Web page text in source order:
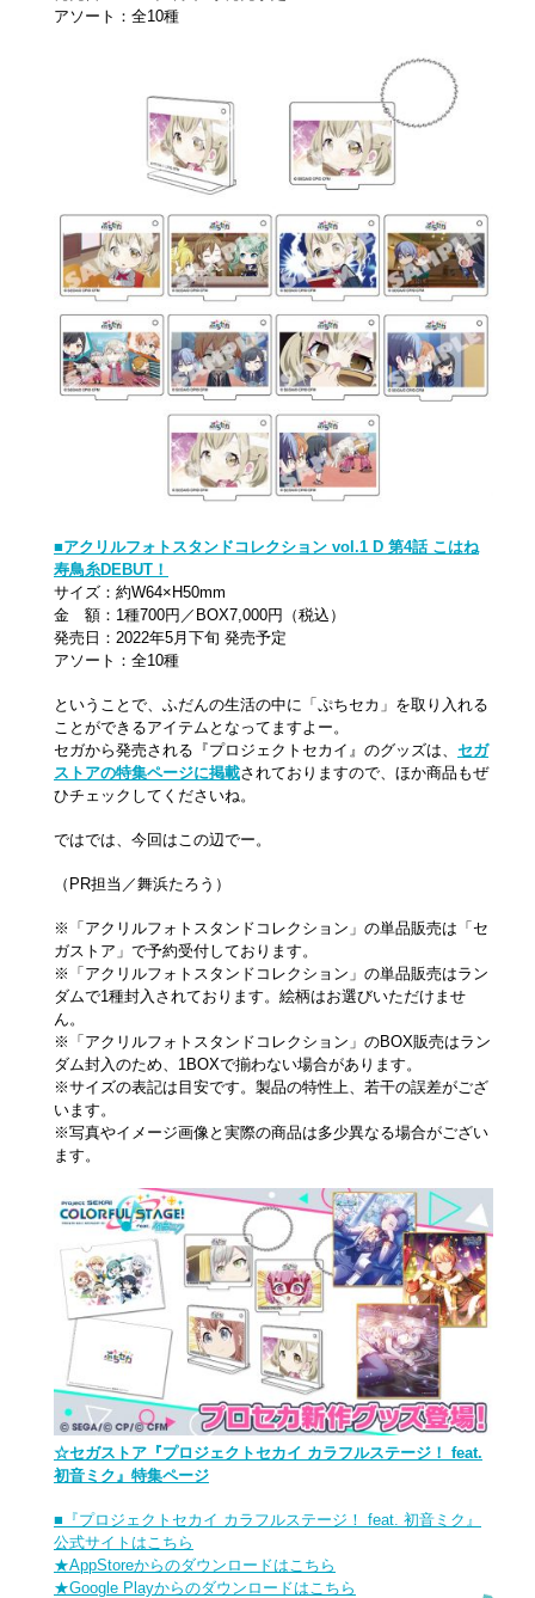
アソート：全10種
■アクリルフォトスタンドコレクション vol.1 D 第4話 こはね
寿鳥糸DEBUT！
サイズ：約W64×H50mm
金 額：1種700円／BOX7,000円（税込）
発売日：2022年5月下旬 発売予定
アソート：全10種
ということで、ふだんの生活の中に「ぷちセカ」を取り入れる
ことができるアイテムとなってますよー。
セガから発売される『プロジェクトセカイ』のグッズは、 セガ
ストアの特集ページに掲載されておりますので、ほか商品もぜ
ひチェックしてくださいね。
ではでは、今回はこの辺でー。
（PR担当／舞浜たろう）
※「アクリルフォトスタンドコレクション」の単品販売は「セ
ガストア」で予約受付しております。
※「アクリルフォトスタンドコレクション」の単品販売はラン
ダムで1種封入されております。絵柄はお選びいただけませ
ん。
※「アクリルフォトスタンドコレクション」のBOX販売はラン
ダム封入のため、1BOXで揃わない場合があります。
※サイズの表記は目安です。製品の特性上、若干の誤差がござ
います。
※写真やイメージ画像と実際の商品は多少異なる場合がござい
ます。
☆セガストア『プロジェクトセカイ カラフルステージ！ feat.
初音ミク』特集ページ
■『プロジェクトセカイ カラフルステージ！ feat. 初音ミク』
公式サイトはこちら
★AppStoreからのダウンロードはこちら
★Google Playからのダウンロードはこちら